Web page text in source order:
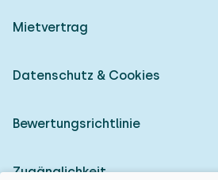
Mietvertrag
Datenschutz & Cookies
Bewertungsrichtlinie
Zugänglichkeit